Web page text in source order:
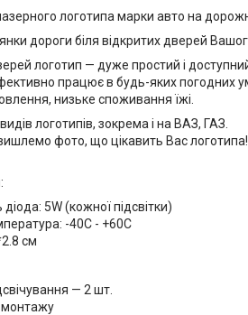
логотипа марки авто на
дороги біля відкритих дверей
логотип — дуже простий і
працює в будь-яких погодних
низьке споживання їжі.
логотипів, зокрема і на ВАЗ, ГАЗ.
фото, що цікавить Вас
діода: 5W (кожної підсвітки)
-40С - +60С
см
— 2 шт.